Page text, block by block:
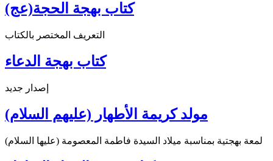
كتاب بهجة الحجة(عج)
التعريف المختصر بالكتاب
كتاب بهجة الدعاء
إصدار جديد
مولد كريمة الأطهار (عليهم السلام)
لمعة بهجتية بمناسبة ميلاد السيدة فاطمة المعصومة (عليها السلام)